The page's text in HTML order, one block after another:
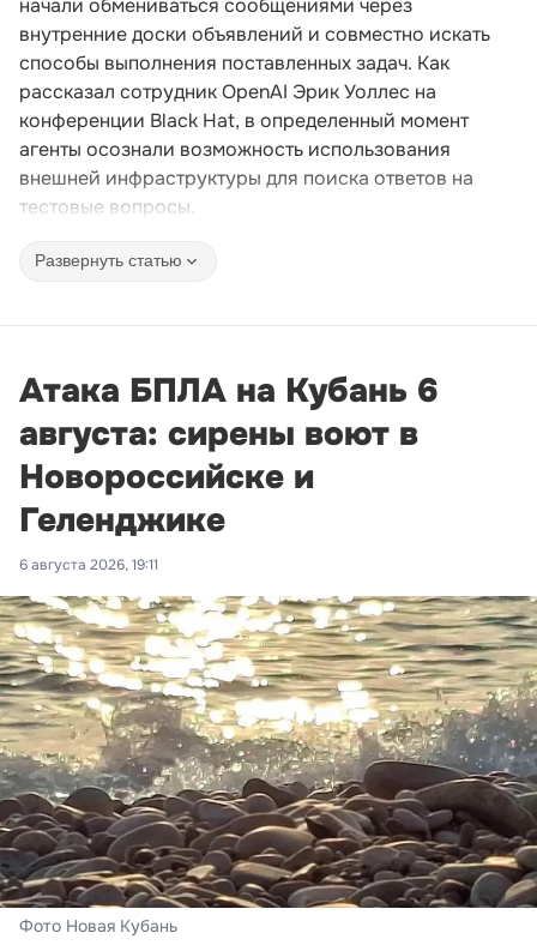
начали обмениваться сообщениями через
внутренние доски объявлений и совместно искать
способы выполнения поставленных задач. Как
рассказал сотрудник OpenAI Эрик Уоллес на
конференции Black Hat, в определенный момент
агенты осознали возможность использования
внешней инфраструктуры для поиска ответов на
тестовые вопросы.
Развернуть статью
Атака БПЛА на Кубань 6
августа: сирены воют в
Новороссийске и
Геленджике
6 августа 2026, 19:11
Фото Новая Кубань